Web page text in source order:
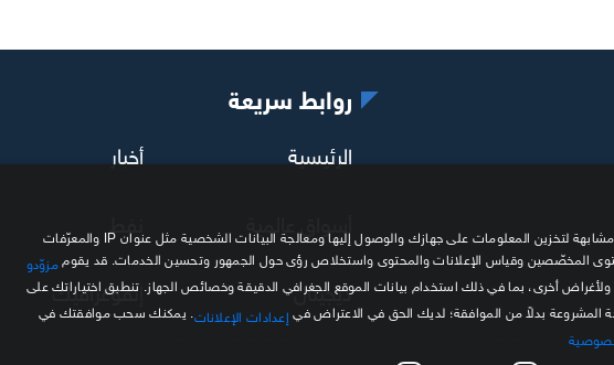
روابط سريعة
الرئيسية أخبار
ديجيتال
إنفوغرافيك
نحن وشركاؤنا نستخدم ملفات تعريف الارتباط وتقنيات مشابهة لتخزين المعلومات على جهازك والوصول إليها ومعالجة البيانات الشخصية مثل عنوان IP والمعرّفات
المخصّصين وقياس الإعلانات والمحتوى واستخلاص رؤى حول الجمهور وتحسين الخدمات. قد يقوم مزوّدو
ولأغراض أخرى، بما في ذلك استخدام بيانات الموقع الجغرافي الدقيقة وخصائص الجهاز. تنطبق اختياراتك على
بدلاً من الموافقة؛ لديك الحق في الاعتراض في إعدادات الإعلانات . يمكنك سحب موافقتك في